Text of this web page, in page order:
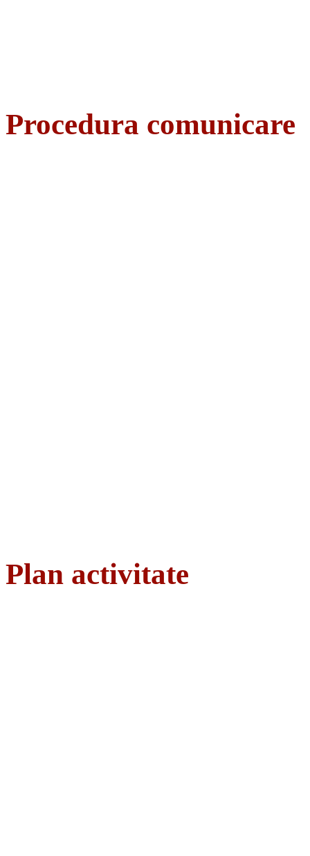
Procedura comunicare
Plan activitate